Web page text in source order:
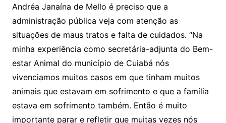
Andréa Janaína de Mello é preciso que a
administração pública veja com atenção as
situações de maus tratos e falta de cuidados. “Na
minha experiência como secretária-adjunta do Bem-
estar Animal do município de Cuiabá nós
vivenciamos muitos casos em que tinham muitos
animais que estavam em sofrimento e que a família
estava em sofrimento também. Então é muito
importante parar e refletir que muitas vezes nós